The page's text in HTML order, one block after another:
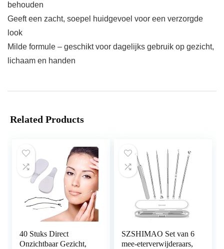
behouden
Geeft een zacht, soepel huidgevoel voor een verzorgde
look
Milde formule – geschikt voor dagelijks gebruik op gezicht,
lichaam en handen
Related Products
40 Stuks Direct
Onzichtbaar Gezicht,
SZSHIMAO Set van 6
mee-eterverwijderaars,